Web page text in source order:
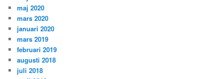
maj 2020
mars 2020
januari 2020
mars 2019
februari 2019
augusti 2018
juli 2018